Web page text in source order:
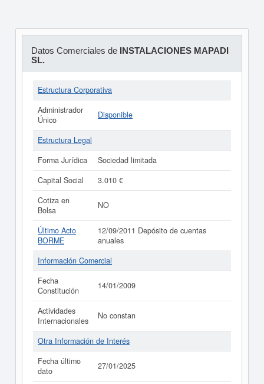
Datos Comerciales de INSTALACIONES MAPADI
SL.
Estructura Corporativa
Administrador
Único
Disponible
Estructura Legal
Forma Jurídica
Sociedad limitada
Capital Social
3.010 €
Cotiza en
Bolsa
NO
Último Acto
BORME
12/09/2011 Depósito de cuentas
anuales
Información Comercial
Fecha
Constitución
14/01/2009
Actividades
Internacionales
No constan
Otra Información de Interés
Fecha último
dato
27/01/2025